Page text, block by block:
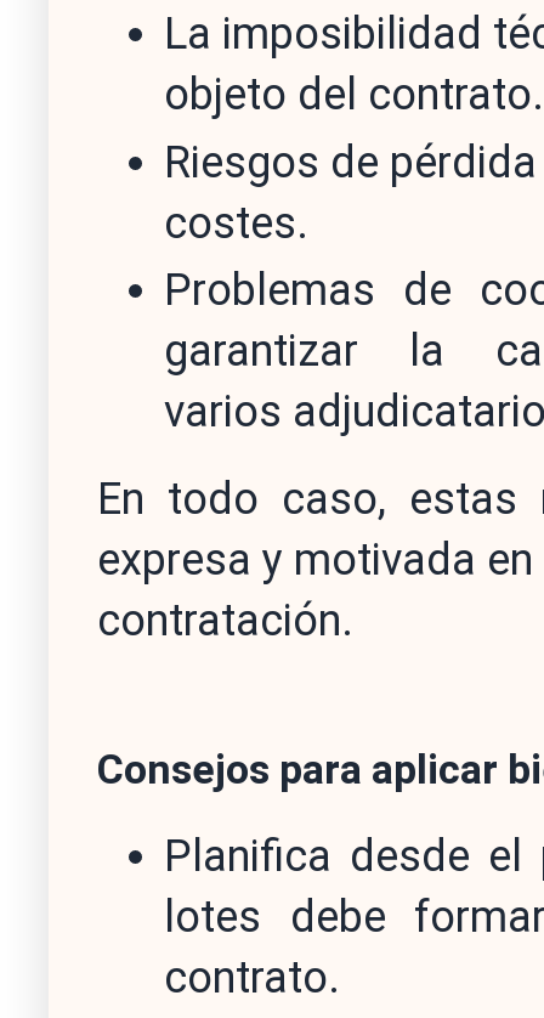
La imposibilidad
objeto del contrato.
Riesgos de
costes.
Problemas de
garantizar la
varios
En todo caso, estas
expresa y motivada
contratación.
Consejos para aplicar
Planifica desde
lotes debe
contrato.